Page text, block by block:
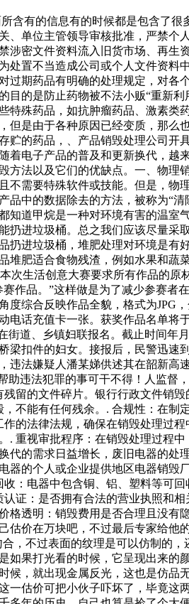
含有的信息有的时候都是包含了
单位主管领导审核批准，严禁
密文件资料流入旧货市场、再
置不当造成公司或个人文件资
期药品有明确的处理规定，对
的是防止药物被不法小贩“重新
殊药品，如抗肿瘤药品、激素
是由于各种原因已经变质，那
的药品，、产品销毁处理公司
电子产品的普及和更新换代，
法以及它们的优缺点。一、物
需要特殊软件或技能。但是，
中的数据除去的方法，被称为“
道甲烷是一种对环境有害的温
进垃圾桶。总之我们应该尽量
进垃圾桶，堆肥处理对环境是
肥适合食物残渣，例如水果和
生活创意大赛要求所有作品的
作品。”这样做是为了减少参赛
综合反映作品全貌，格式为JPG
话充值卡一张。获奖作品名单
道、乡镇妇联报名。截止时间
扣件的妇女。接报后，民警迅
法嫌疑人潘某娣供述其在韶新高
助违法犯罪的事可干不得！人监
留的文件碎片。银行行政文件销
不能有任何残余。. 合规性：在
的法律法规，确保在销毁处理过
重视审批程序：在销毁处理过程
的需求日益增长，废旧电器的
的个人或企业提供地区电器销
：电器中包含铜、铝、塑料等可
证：是否拥有合法的营业执照和
透明：销毁费用是否合理且没
己估价在万块吧，不过最后专
，不过表面的纹理是可以仿制的
是如果打光看的时候，它呈现
，就出现金属反光，这也是仿
可把小伙子吓坏了，毕竟这两